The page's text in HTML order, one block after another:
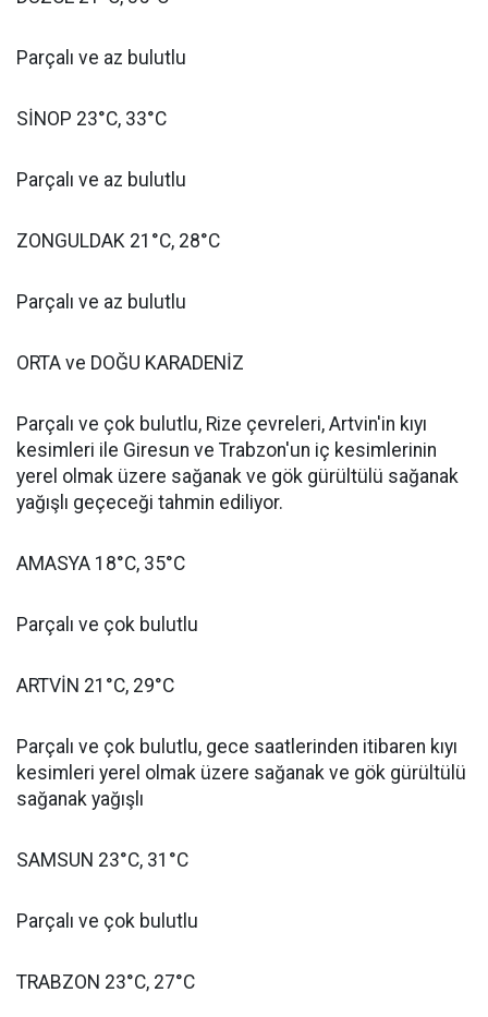
Parçalı ve az bulutlu
SİNOP 23°C, 33°C
Parçalı ve az bulutlu
ZONGULDAK 21°C, 28°C
Parçalı ve az bulutlu
ORTA ve DOĞU KARADENİZ
Parçalı ve çok bulutlu, Rize çevreleri, Artvin'in kıyı
kesimleri ile Giresun ve Trabzon'un iç kesimlerinin
yerel olmak üzere sağanak ve gök gürültülü sağanak
yağışlı geçeceği tahmin ediliyor.
AMASYA 18°C, 35°C
Parçalı ve çok bulutlu
ARTVİN 21°C, 29°C
Parçalı ve çok bulutlu, gece saatlerinden itibaren kıyı
kesimleri yerel olmak üzere sağanak ve gök gürültülü
sağanak yağışlı
SAMSUN 23°C, 31°C
Parçalı ve çok bulutlu
TRABZON 23°C, 27°C